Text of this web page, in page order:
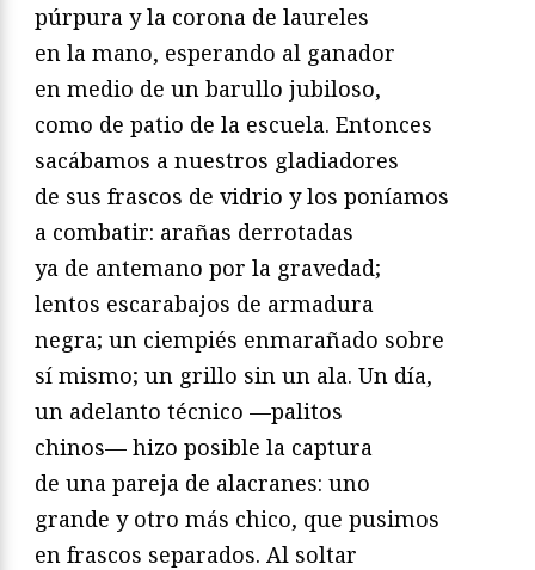
púrpura y la corona de laureles
en la mano, esperando al ganador
en medio de un barullo jubiloso,
como de patio de la escuela. Entonces
sacábamos a nuestros gladiadores
de sus frascos de vidrio y los poníamos
a combatir: arañas derrotadas
ya de antemano por la gravedad;
lentos escarabajos de armadura
negra; un ciempiés enmarañado sobre
sí mismo; un grillo sin un ala. Un día,
un adelanto técnico —palitos
chinos— hizo posible la captura
de una pareja de alacranes: uno
grande y otro más chico, que pusimos
en frascos separados. Al soltar